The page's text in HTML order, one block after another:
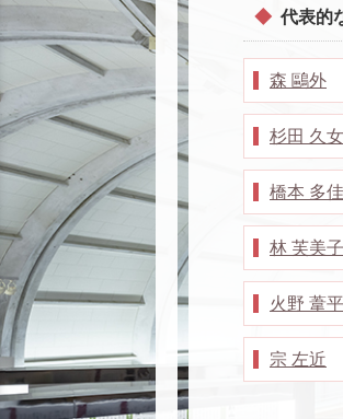
代表的
森 鷗外
杉田 久女
橋本 多
林 芙美子
火野 葦平
宗 左近